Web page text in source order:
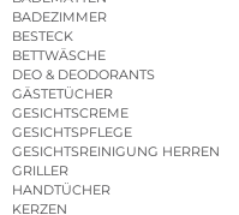
BADEZIMMER
BESTECK
BETTWÄSCHE
DEO & DEODORANTS
GÄSTETÜCHER
GESICHTSCREME
GESICHTSPFLEGE
GESICHTSREINIGUNG HERREN
GRILLER
HANDTÜCHER
KERZEN